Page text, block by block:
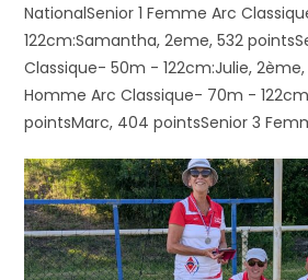
NationalSenior 1 Femme Arc
122cm:Samantha, 2eme, 532
Classique- 50m - 122cm:Julie, 2ème,
Homme Arc Classique- 70m -
pointsMarc, 404 pointsSenior 3